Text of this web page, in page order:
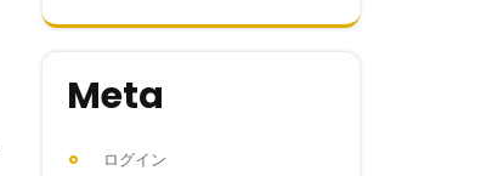
Meta
ログイン